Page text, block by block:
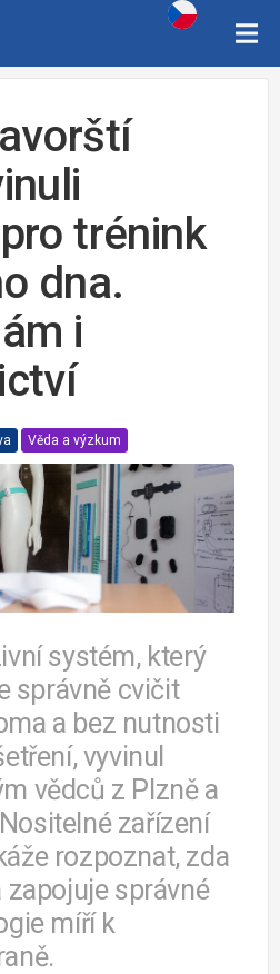
trénink
dna.
i
Věda a výzkum
systém, který
správně cvičit
a bez nutnosti
vyvinul
vědců z Plzně a
zařízení
rozpoznat, zda
zapojuje správné
míří k